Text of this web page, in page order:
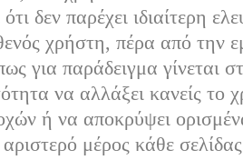
δεν παρέχει ιδιαίτερη
χρήστη, πέρα από την
για παράδειγμα γίνεται
να αλλάξει κανείς το
ή να αποκρύψει
μέρος κάθε